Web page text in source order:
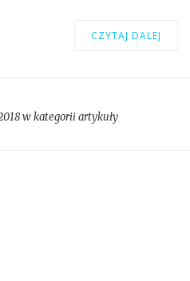
CZYTAJ DALEJ
w kategoriiartykuły